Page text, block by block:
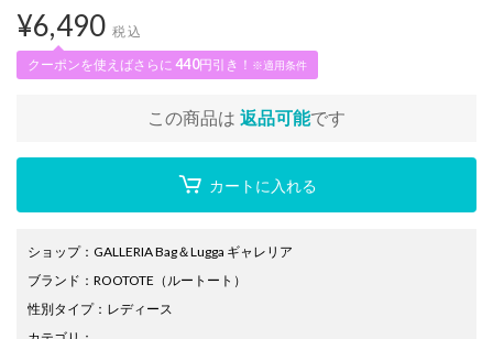
¥6,490 税込
クーポンを使えばさらに 440円引き！ ※適用条件
この商品は 返品可能です
カートに入れる
ショップ： GALLERIA Bag＆Lugga ギャレリア
ブランド ： ROOTOTE （ルートート）
性別タイプ： レディース